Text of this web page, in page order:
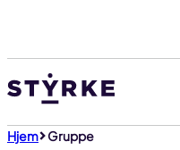
innhold
Hjem Gruppe